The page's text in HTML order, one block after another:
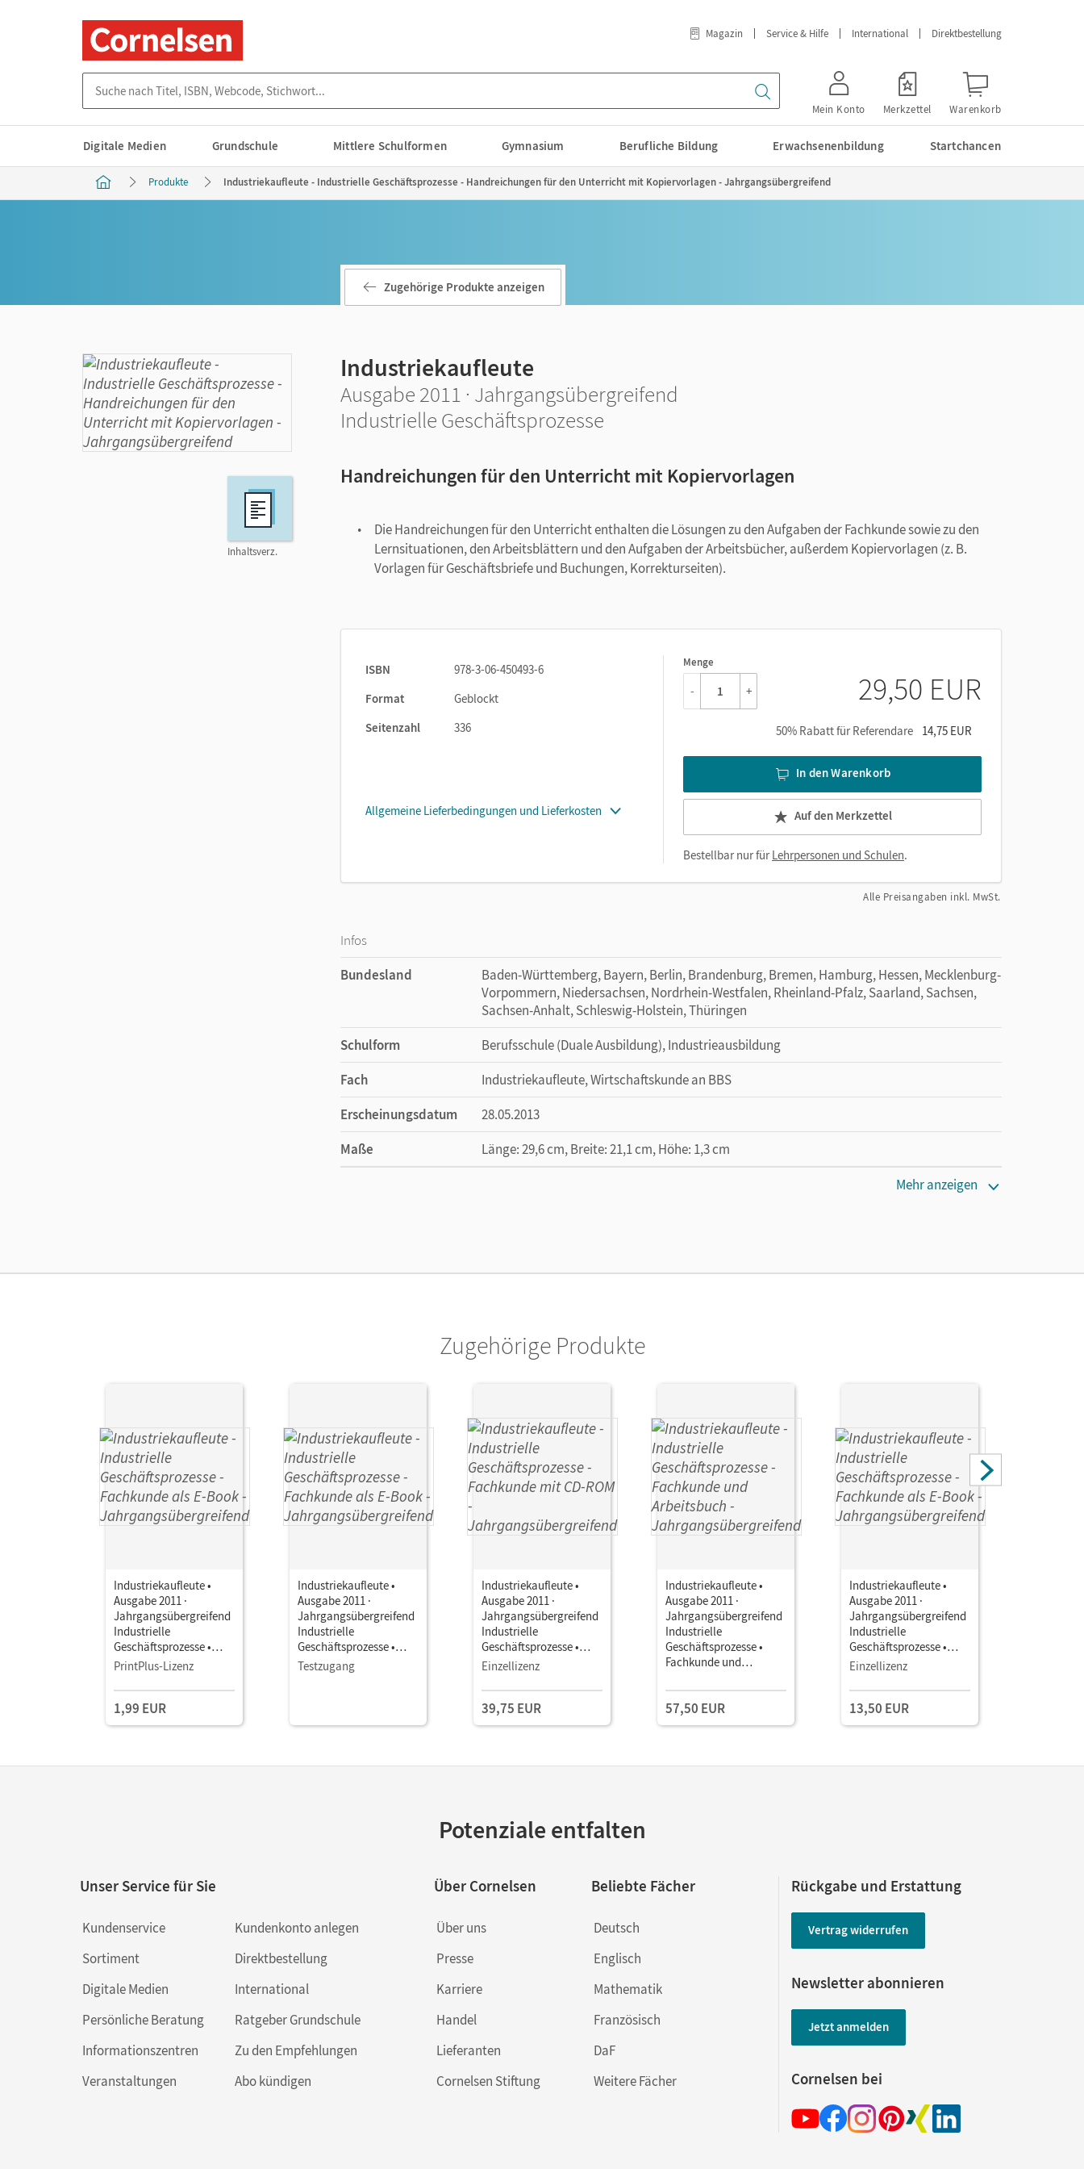
Magazin Service & Hilfe International Direktbestellung
Mein Konto Merkzettel Warenkorb
Digitale Medien Grundschule Mittlere Schulformen Gymnasium Berufliche Bildung Erwachsenenbildung Startchancen
Produkte Industriekaufleute - Industrielle Geschäftsprozesse - Handreichungen für den Unterricht mit Kopiervorlagen - Jahrgangsübergreifend
Inhaltsverz.
Zugehörige Produkte anzeigen
Industriekaufleute
Ausgabe 2011 · Jahrgangsübergreifend
Industrielle Geschäftsprozesse
Handreichungen für den Unterricht mit Kopiervorlagen
Die Handreichungen für den Unterricht enthalten die Lösungen zu den Aufgaben der Fachkunde sowie zu den
Lernsituationen, den Arbeitsblättern und den Aufgaben der Arbeitsbücher, außerdem Kopiervorlagen (z. B.
Vorlagen für Geschäftsbriefe und Buchungen, Korrekturseiten).
ISBN
978-3-06-450493-6
Format
Geblockt
Seitenzahl
336
Allgemeine Lieferbedingungen und Lieferkosten
Menge
1
- + 29,50 EUR
50% Rabatt für Referendare 14,75 EUR
In den Warenkorb
Auf den Merkzettel
Bestellbar nur fürLehrpersonen und Schulen.
Alle Preisangaben inkl. MwSt.
Infos
Bundesland
Baden-Württemberg, Bayern, Berlin, Brandenburg, Bremen, Hamburg, Hessen, Mecklenburg-
Vorpommern, Niedersachsen, Nordrhein-Westfalen, Rheinland-Pfalz, Saarland, Sachsen,
Sachsen-Anhalt, Schleswig-Holstein, Thüringen
Schulform
Berufsschule (Duale Ausbildung), Industrieausbildung
Fach
Industriekaufleute, Wirtschaftskunde an BBS
Erscheinungsdatum
28.05.2013
Maße
Länge: 29,6 cm, Breite: 21,1 cm, Höhe: 1,3 cm
Mehr anzeigen
Zugehörige Produkte
Industriekaufleute •
Ausgabe 2011 ·
Jahrgangsübergreifend
Industrielle
Geschäftsprozesse •
Fachkunde als E-Book
PrintPlus-Lizenz
1,99 EUR
Industriekaufleute •
Ausgabe 2011 ·
Jahrgangsübergreifend
Industrielle
Geschäftsprozesse •
Fachkunde als E-Book
Testzugang
Industriekaufleute •
Ausgabe 2011 ·
Jahrgangsübergreifend
Industrielle
Geschäftsprozesse •
Fachkunde mit CD-ROM
Einzellizenz
39,75 EUR
Industriekaufleute •
Ausgabe 2011 ·
Jahrgangsübergreifend
Industrielle
Geschäftsprozesse •
Fachkunde und
57,50 EUR
Industriekaufleute •
Ausgabe 2011 ·
Jahrgangsübergreifend
Industrielle
Geschäftsprozesse •
Fachkunde als E-Book
Einzellizenz
13,50 EUR
Potenziale entfalten
Unser Service für Sie
Kundenservice
Sortiment
Digitale Medien
Persönliche Beratung
Informationszentren
Veranstaltungen
Kundenkonto anlegen
Direktbestellung
International
Ratgeber Grundschule
Zu den Empfehlungen
Abo kündigen
Über Cornelsen
Über uns
Presse
Karriere
Handel
Lieferanten
Cornelsen Stiftung
Beliebte Fächer
Deutsch
Englisch
Mathematik
Französisch
DaF
Weitere Fächer
Rückgabe und Erstattung
Vertrag widerrufen
Newsletter abonnieren
Jetzt anmelden
Cornelsen bei